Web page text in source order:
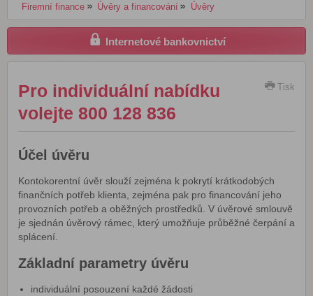
Firemní finance Úvěry a financování Úvěry
Internetové bankovnictví
Tisk
Pro individuální nabídku
volejte 800 128 836
Účel úvěru
Kontokorentní úvěr slouží zejména k pokrytí krátkodobých
finančních potřeb klienta, zejména pak pro financování jeho
provozních potřeb a oběžných prostředků. V úvěrové smlouvě
je sjednán úvěrový rámec, který umožňuje průběžné čerpání a
splácení.
Základní parametry úvěru
individuální posouzení každé žádosti